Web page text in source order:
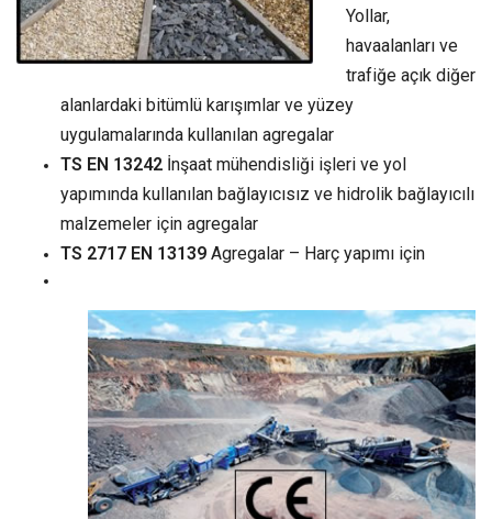
Yollar,
havaalanları ve
trafiğe açık diğer
alanlardaki bitümlü karışımlar ve yüzey
uygulamalarında kullanılan agregalar
TS EN 13242 İnşaat mühendisliği işleri ve yol
yapımında kullanılan bağlayıcısız ve hidrolik bağlayıcılı
malzemeler için agregalar
TS 2717 EN 13139 Agregalar – Harç yapımı için